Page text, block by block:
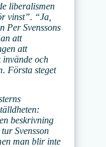
liberalismen
vinst”. “Ja,
Per Svenssons
att
att
och
Första steget
beskrivning
Svensson
man blir inte